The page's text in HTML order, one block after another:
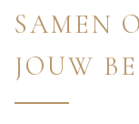
ook
op je
SAMEN
JOUW